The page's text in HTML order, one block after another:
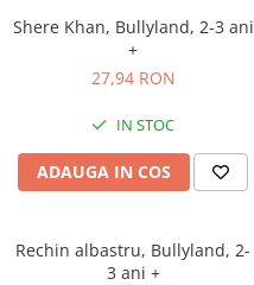
Shere Khan, Bullyland, 2-3 ani
+
27,94 RON
IN STOC
ADAUGA IN COS
Rechin albastru, Bullyland, 2-
3 ani +